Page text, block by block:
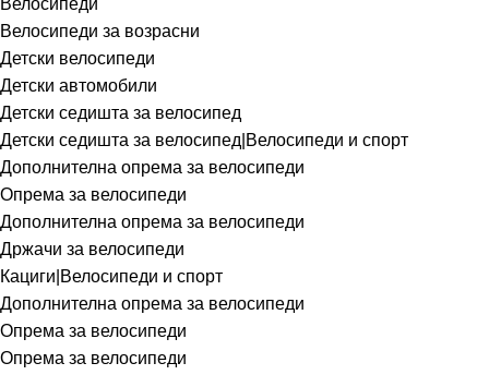
Велосипеди
Велосипеди за возрасни
Детски велосипеди
Детски автомобили
Детски седишта за велосипед
Детски седишта за велосипед|Велосипеди и спорт
Дополнителна опрема за велосипеди
Опрема за велосипеди
Дополнителна опрема за велосипеди
Држачи за велосипеди
Кациги|Велосипеди и спорт
Дополнителна опрема за велосипеди
Опрема за велосипеди
Опрема за велосипеди